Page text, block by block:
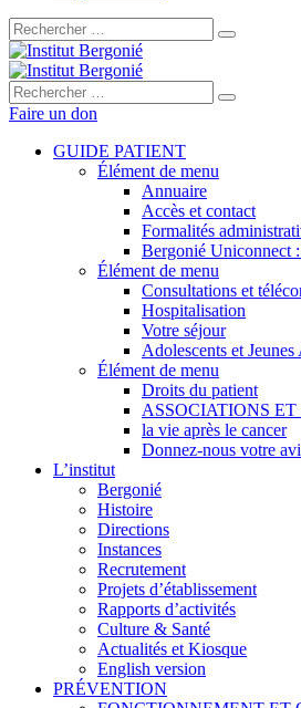
Rechercher :
Rechercher :
Faire un don
GUIDE PATIENT
Élément de menu
Annuaire
Accès et contact
Formalités
Bergonié Uniconnect
Élément de menu
Consultations et
Hospitalisation
Votre séjour
Adolescents et Jeunes
Élément de menu
Droits du patient
ASSOCIATIONS ET
la vie après le cancer
Donnez-nous votre
L’institut
Bergonié
Histoire
Directions
Instances
Recrutement
Projets d’établissement
Rapports d’activités
Culture & Santé
Actualités et Kiosque
English version
PRÉVENTION